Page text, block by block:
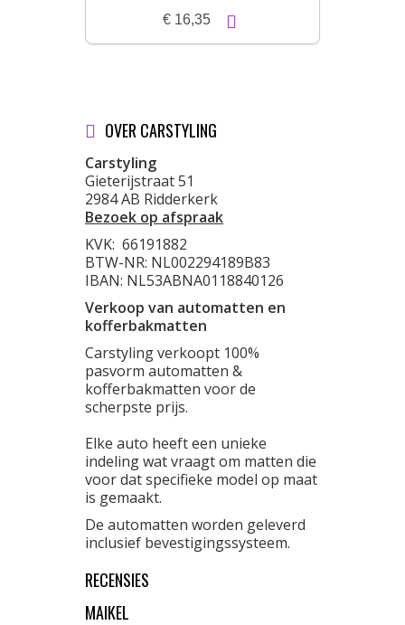
€ 16,35
OVER CARSTYLING
Carstyling
Gieterijstraat 51
2984 AB Ridderkerk
Bezoek op afspraak
KVK: 66191882
BTW-NR: NL002294189B83
IBAN: NL53ABNA0118840126
Verkoop van automatten en
kofferbakmatten
Carstyling verkoopt 100%
pasvorm automatten &
kofferbakmatten voor de
scherpste prijs.
Elke auto heeft een unieke
indeling wat vraagt om matten die
voor dat specifieke model op maat
is gemaakt.
De automatten worden geleverd
inclusief bevestigingssysteem.
RECENSIES
MAIKEL